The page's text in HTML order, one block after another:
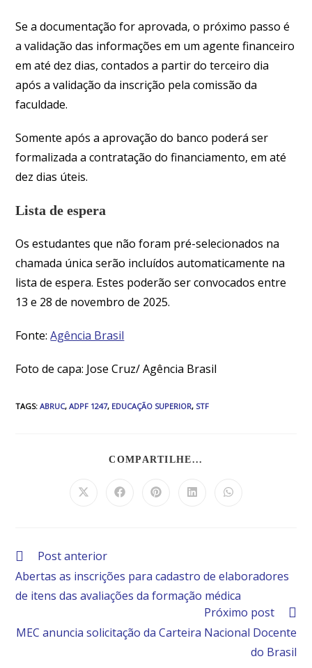
Se a documentação for aprovada, o próximo passo é
a validação das informações em um agente financeiro
em até dez dias, contados a partir do terceiro dia
após a validação da inscrição pela comissão da
faculdade.
Somente após a aprovação do banco poderá ser
formalizada a contratação do financiamento, em até
dez dias úteis.
Lista de espera
Os estudantes que não foram pré-selecionados na
chamada única serão incluídos automaticamente na
lista de espera. Estes poderão ser convocados entre
13 e 28 de novembro de 2025.
Fonte:Agência Brasil
Foto de capa: Jose Cruz/ Agência Brasil
TAGS:ABRUC, ADPF 1247, EDUCAÇÃO SUPERIOR, STF
COMPARTILHE...
Post anterior
Abertas as inscrições para cadastro de elaboradores
de itens das avaliações da formação médica
Próximo post
MEC anuncia solicitação da Carteira Nacional Docente
do Brasil